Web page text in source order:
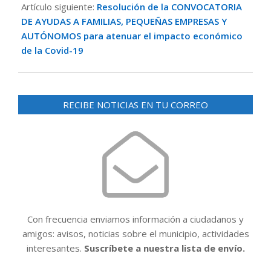
Artículo siguiente: Resolución de la CONVOCATORIA
DE AYUDAS A FAMILIAS, PEQUEÑAS EMPRESAS Y
AUTÓNOMOS para atenuar el impacto económico
de la Covid-19
RECIBE NOTICIAS EN TU CORREO
Con frecuencia enviamos información a ciudadanos y
amigos: avisos, noticias sobre el municipio, actividades
interesantes. Suscríbete a nuestra lista de envío.